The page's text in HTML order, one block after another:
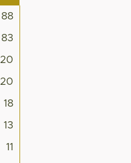
88
83
20
20
18
13
11